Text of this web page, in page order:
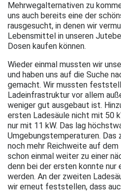
Mehrwegalternativen zu
uns auch bereits eine der
rausgesucht, in denen wir
Lebensmittel in unseren
Dosen kaufen können.
Wieder einmal mussten wir
und haben uns auf die Suche
gemacht. Wir mussten
Ladeinfrastruktur vor allem
weniger gut ausgebaut ist.
ersten Ladesäule nicht mit 50
nur mit 11 kW. Das lag
Umgebungstemperaturen. Das
noch mehr Reichweite auf
schon einmal weiter zu einer
denn bei der ersten konnte nur
werden. An der zweiten
wir erneut feststellen, dass